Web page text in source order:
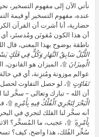
نأتي الآن إلى مفهوم التسخير،
عنده، مفهوم التسخير أو قيمة
حضارية، أنا أشرت أن القرآن
أن هذا الكون مُقونَن ومُدستَر، أي
ناطقة بوضوح بهذا المعنى، قال
اللَّيْلُ سَابِقُ النَّهَارِ وَكُلٌّ فِي فَلَكٍ
الْمِيزَانَ ۩، الميزان هو القانون،
عوالم موزونة ومُتزِنة، أي في
تَفَاوُتٍ ۩، لو حصل التفاوت لحصل
أن الله – تبارك وتعالى – سخَّر لنا
الْبَحْرَ لِتَجْرِيَ الْفُلْكُ فِيهِ بِأَمْرِهِ ۩،
أنه سخَّر لنا الفلك لتجري في
بِأَمْرِهِ ۖ ۩، عجيب، ما المُسخَّر؟
سُخِّر الفُلك، هذا واضح، كيف؟